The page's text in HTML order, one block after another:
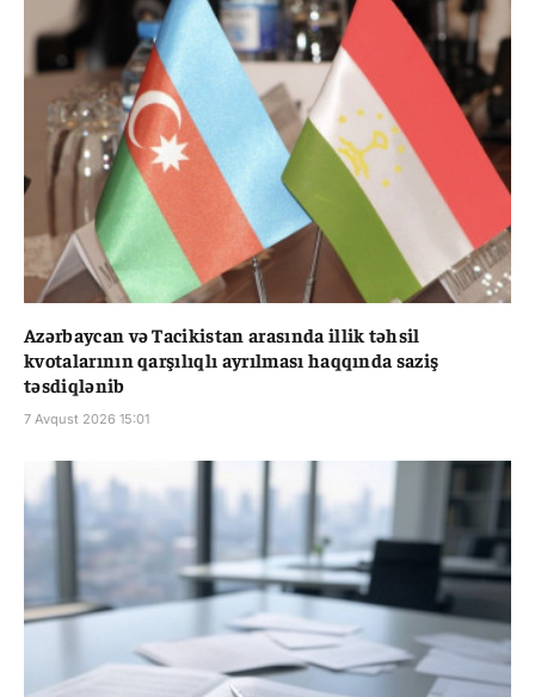
Azərbaycan və Tacikistan arasında illik təhsil
kvotalarının qarşılıqlı ayrılması haqqında saziş
təsdiqlənib
7 Avqust 2026 15:01